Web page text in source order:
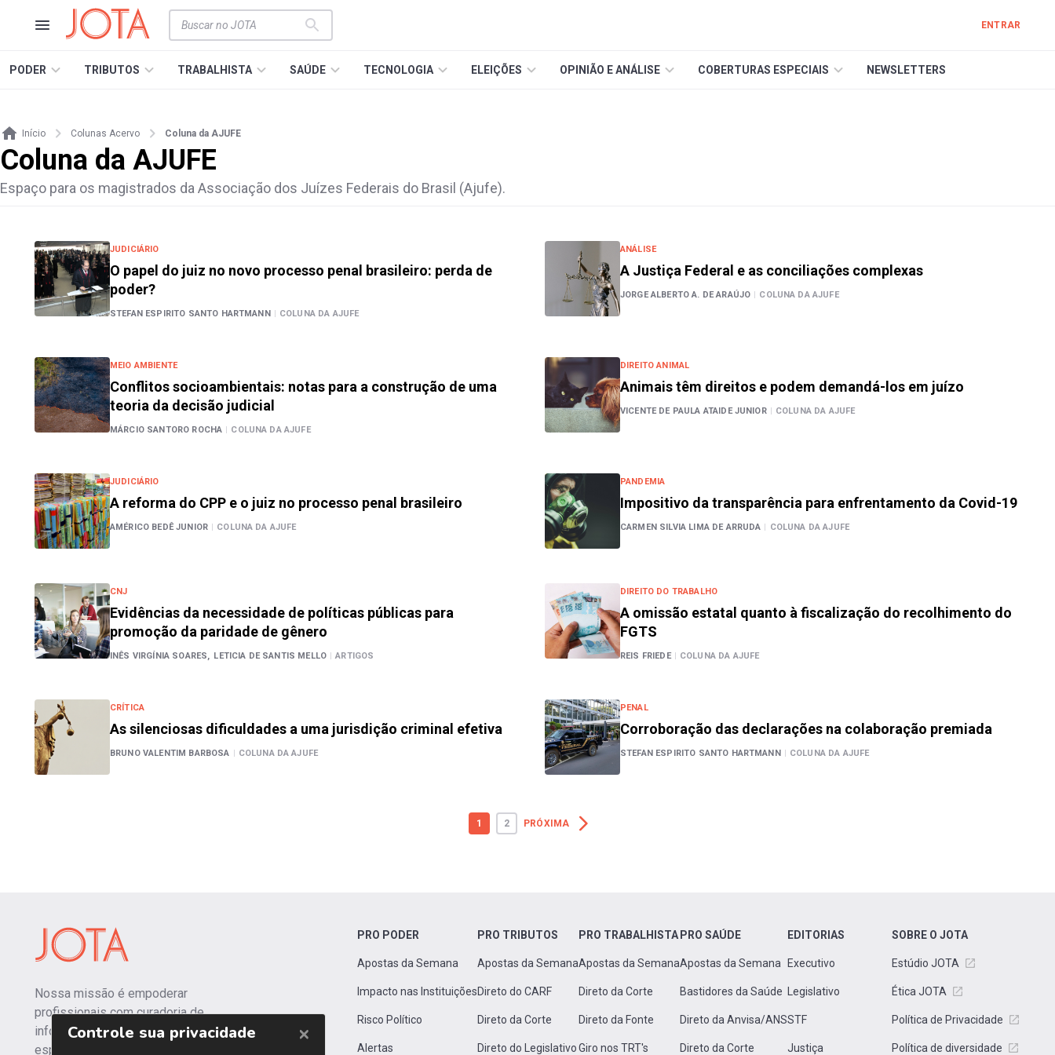
ENTRAR
PODER TRIBUTOS TRABALHISTA SAÚDE TECNOLOGIA ELEIÇÕES OPINIÃO E ANÁLISE COBERTURAS ESPECIAIS NEWSLETTERS
Início Colunas Acervo Coluna da AJUFE
Coluna da AJUFE
Espaço para os magistrados da Associação dos Juízes Federais do Brasil (Ajufe).
JUDICIÁRIO
O papel do juiz no novo processo penal brasileiro: perda de
poder?
STEFAN ESPIRITO SANTO HARTMANN | COLUNA DA AJUFE
ANÁLISE
A Justiça Federal e as conciliações complexas
JORGE ALBERTO A. DE ARAÚJO | COLUNA DA AJUFE
MEIO AMBIENTE
Conflitos socioambientais: notas para a construção de uma
teoria da decisão judicial
MÁRCIO SANTORO ROCHA | COLUNA DA AJUFE
DIREITO ANIMAL
Animais têm direitos e podem demandá-los em juízo
VICENTE DE PAULA ATAIDE JUNIOR | COLUNA DA AJUFE
JUDICIÁRIO
A reforma do CPP e o juiz no processo penal brasileiro
AMÉRICO BEDÊ JUNIOR | COLUNA DA AJUFE
PANDEMIA
Impositivo da transparência para enfrentamento da Covid-19
CARMEN SILVIA LIMA DE ARRUDA | COLUNA DA AJUFE
CNJ
Evidências da necessidade de políticas públicas para
promoção da paridade de gênero
INÊS VIRGÍNIA SOARES, LETICIA DE SANTIS MELLO | ARTIGOS
DIREITO DO TRABALHO
A omissão estatal quanto à fiscalização do recolhimento do
FGTS
REIS FRIEDE | COLUNA DA AJUFE
CRÍTICA
As silenciosas dificuldades a uma jurisdição criminal efetiva
BRUNO VALENTIM BARBOSA | COLUNA DA AJUFE
PENAL
Corroboração das declarações na colaboração premiada
STEFAN ESPIRITO SANTO HARTMANN | COLUNA DA AJUFE
1 2 PRÓXIMA
Nossa missão é empoderar
profissionais com curadoria de
informações independentes e
especializadas.
PRO PODER
Apostas da Semana
Impacto nas Instituições
Risco Político
Alertas
PRO TRIBUTOS
Apostas da Semana
Direto do CARF
Direto da Corte
Direto do Legislativo
PRO TRABALHISTA
Apostas da Semana
Direto da Corte
Direto da Fonte
Giro nos TRT's
PRO SAÚDE
Apostas da Semana
Bastidores da Saúde
Direto da Anvisa/ANS
Direto da Corte
EDITORIAS
Executivo
Legislativo
STF
Justiça
SOBRE O JOTA
Estúdio JOTA
Ética JOTA
Política de Privacidade
Política de diversidade